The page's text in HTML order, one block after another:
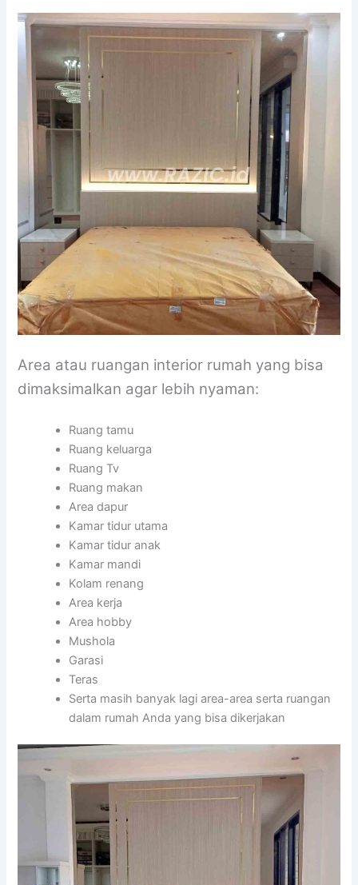
Area atau ruangan interior rumah yang bisa
dimaksimalkan agar lebih nyaman:
Ruang tamu
Ruang keluarga
Ruang Tv
Ruang makan
Area dapur
Kamar tidur utama
Kamar tidur anak
Kamar mandi
Kolam renang
Area kerja
Area hobby
Mushola
Garasi
Teras
Serta masih banyak lagi area-area serta ruangan
dalam rumah Anda yang bisa dikerjakan